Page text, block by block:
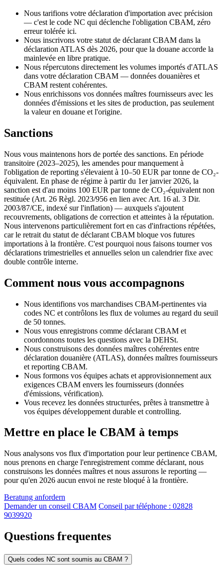
Nous tarifions votre déclaration d'importation avec précision
— c'est le code NC qui déclenche l'obligation CBAM, zéro
erreur tolérée ici.
Nous inscrivons votre statut de déclarant CBAM dans la
déclaration ATLAS dès 2026, pour que la douane accorde la
mainlevée en libre pratique.
Nous répercutons directement les volumes importés d'ATLAS
dans votre déclaration CBAM — données douanières et
CBAM restent cohérentes.
Nous enrichissons vos données maîtres fournisseurs avec les
données d'émissions et les sites de production, pas seulement
la valeur en douane et l'origine.
Sanctions
Nous vous maintenons hors de portée des sanctions. En période
transitoire (2023–2025), les amendes pour manquement à
l'obligation de reporting s'élevaient à 10–50 EUR par tonne de CO₂-
équivalent. En phase de régime à partir du 1er janvier 2026, la
sanction est d'au moins 100 EUR par tonne de CO₂-équivalent non
restituée (Art. 26 Règl. 2023/956 en lien avec Art. 16 al. 3 Dir.
2003/87/CE, indexé sur l'inflation) — auxquels s'ajoutent
recouvrements, obligations de correction et atteintes à la réputation.
Nous intervenons particulièrement fort en cas d'infractions répétées,
car le retrait du statut de déclarant CBAM bloque vos futures
importations à la frontière. C'est pourquoi nous faisons tourner vos
déclarations trimestrielles et annuelles selon un calendrier fixe avec
double contrôle interne.
Comment nous vous accompagnons
Nous identifions vos marchandises CBAM-pertinentes via
codes NC et contrôlons les flux de volumes au regard du seuil
de 50 tonnes.
Nous vous enregistrons comme déclarant CBAM et
coordonnons toutes les questions avec la DEHSt.
Nous construisons des données maîtres cohérentes entre
déclaration douanière (ATLAS), données maîtres fournisseurs
et reporting CBAM.
Nous formons vos équipes achats et approvisionnement aux
exigences CBAM envers les fournisseurs (données
d'émissions, vérification).
Vous recevez les données structurées, prêtes à transmettre à
vos équipes développement durable et controlling.
Mettre en place le CBAM à temps
Nous analysons vos flux d'importation pour leur pertinence CBAM,
nous prenons en charge l'enregistrement comme déclarant, nous
construisons les données maîtres et nous assurons le reporting —
pour qu'en 2026 aucun envoi ne reste bloqué à la frontière.
Beratung anfordern
Demander un conseil CBAM Conseil par téléphone : 02828
9039920
Questions frequentes
Quels codes NC sont soumis au CBAM ?